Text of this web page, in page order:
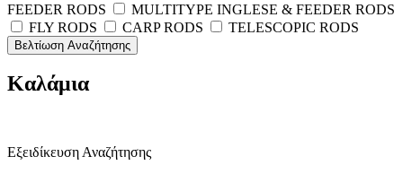
FEEDER RODS
MULTITYPE INGLESE & FEEDER RODS
FLY RODS
CARP RODS TELESCOPIC RODS
Βελτίωση Αναζήτησης
Καλάμια
Εξειδίκευση Αναζήτησης